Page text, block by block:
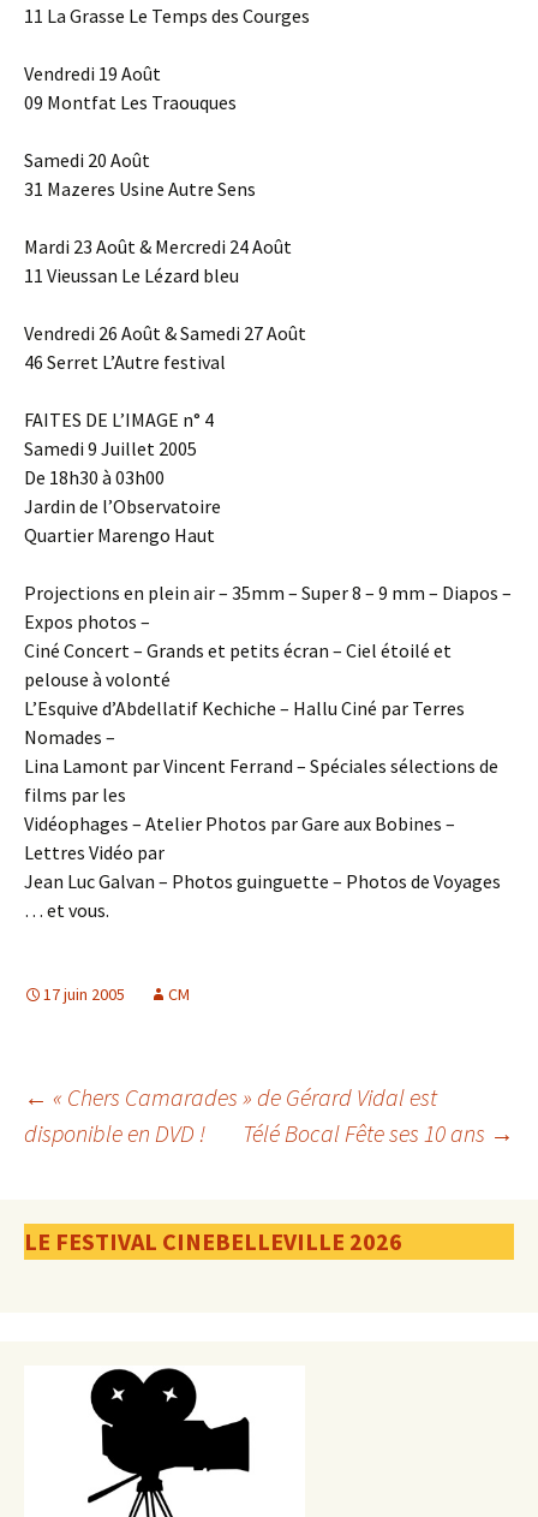
11 La Grasse Le Temps des Courges
Vendredi 19 Août
09 Montfat Les Traouques
Samedi 20 Août
31 Mazeres Usine Autre Sens
Mardi 23 Août & Mercredi 24 Août
11 Vieussan Le Lézard bleu
Vendredi 26 Août & Samedi 27 Août
46 Serret L’Autre festival
FAITES DE L’IMAGE n° 4
Samedi 9 Juillet 2005
De 18h30 à 03h00
Jardin de l’Observatoire
Quartier Marengo Haut
Projections en plein air – 35mm – Super 8 – 9 mm – Diapos –
Expos photos –
Ciné Concert – Grands et petits écran – Ciel étoilé et
pelouse à volonté
L’Esquive d’Abdellatif Kechiche – Hallu Ciné par Terres
Nomades –
Lina Lamont par Vincent Ferrand – Spéciales sélections de
films par les
Vidéophages – Atelier Photos par Gare aux Bobines –
Lettres Vidéo par
Jean Luc Galvan – Photos guinguette – Photos de Voyages
… et vous.
17 juin 2005 CM
Navigation
articles
← « Chers Camarades » de Gérard Vidal est
disponible en DVD !
Télé Bocal Fête ses 10 ans →
LE FESTIVAL CINEBELLEVILLE 2026